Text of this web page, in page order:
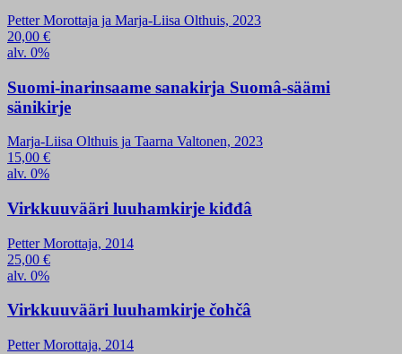
Petter Morottaja ja Marja-Liisa Olthuis, 2023
20,00 €
alv. 0%
Suomi-inarinsaame sanakirja Suomâ-säämi
sänikirje
Marja-Liisa Olthuis ja Taarna Valtonen, 2023
15,00 €
alv. 0%
Virkkuuvääri luuhamkirje kiđđâ
Petter Morottaja, 2014
25,00 €
alv. 0%
Virkkuuvääri luuhamkirje čohčâ
Petter Morottaja, 2014